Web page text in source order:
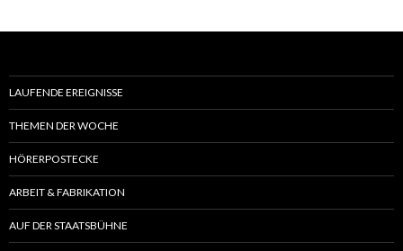
LAUFENDE EREIGNISSE
THEMEN DER WOCHE
HÖRERPOSTECKE
ARBEIT & FABRIKATION
AUF DER STAATSBÜHNE